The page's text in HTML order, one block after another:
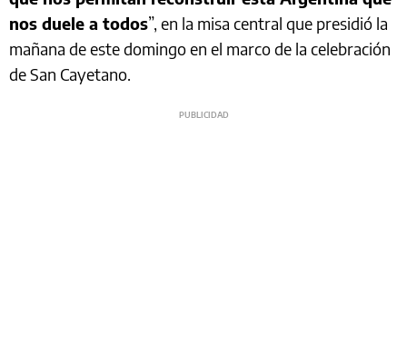
nos duele a todos”, en la misa central que presidió la
mañana de este domingo en el marco de la celebración
de San Cayetano.